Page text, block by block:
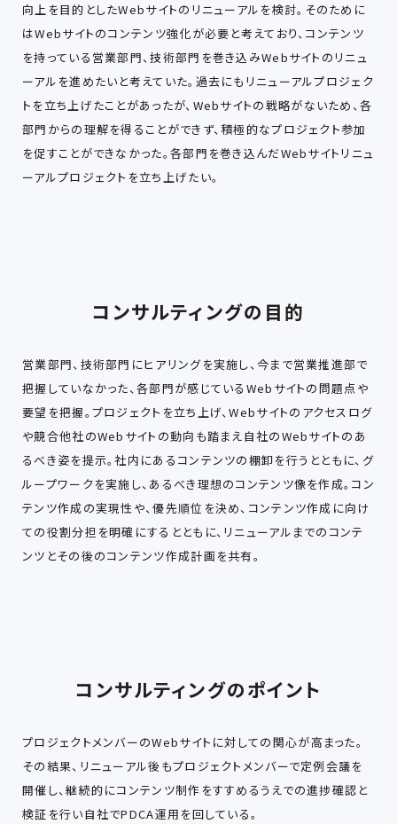
向上を目的としたWebサイトのリニューアルを検討。そのために
はWebサイトのコンテンツ強化が必要と考えており、コンテンツ
を持っている営業部門、技術部門を巻き込みWebサイトのリニュ
ーアルを進めたいと考えていた。過去にもリニューアルプロジェク
トを立ち上げたことがあったが、Webサイトの戦略がないため、各
部門からの理解を得ることができず、積極的なプロジェクト参加
を促すことができなかった。各部門を巻き込んだWebサイトリニュ
ーアルプロジェクトを立ち上げたい。
コンサルティングの目的
営業部門、技術部門にヒアリングを実施し、今まで営業推進部で
把握していなかった、各部門が感じているWebサイトの問題点や
要望を把握。プロジェクトを立ち上げ、Webサイトのアクセスログ
や競合他社のWebサイトの動向も踏まえ自社のWebサイトのあ
るべき姿を提示。社内にあるコンテンツの棚卸を行うとともに、グ
ループワークを実施し、あるべき理想のコンテンツ像を作成。コン
テンツ作成の実現性や、優先順位を決め、コンテンツ作成に向け
ての役割分担を明確にするとともに、リニューアルまでのコンテ
ンツとその後のコンテンツ作成計画を共有。
コンサルティングのポイント
プロジェクトメンバーのWebサイトに対しての関心が高まった。
その結果、リニューアル後もプロジェクトメンバーで定例会議を
開催し、継続的にコンテンツ制作をすすめるうえでの進捗確認と
検証を行い自社でPDCA運用を回している。